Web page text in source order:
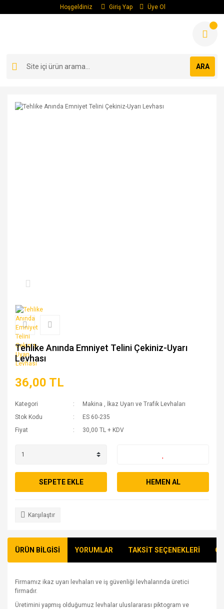
Hoşgeldiniz Giriş Yap Üye Ol
ARA
Tehlike Anında Emniyet Telini Çekiniz-Uyarı
Levhası
36,00 TL
Kategori Makina , İkaz Uyarı ve Trafik Levhaları
Stok Kodu
ES 60-235
Fiyat
30,00 TL + KDV
SEPETE EKLE HEMEN AL
Karşılaştır
ÜRÜN BİLGİSİ YORUMLAR TAKSİT SEÇENEKLERİ
Firmamız ikaz uyarı levhaları ve iş güvenliği levhalarında üretici
firmadır.
Üretimini yapmış olduğumuz levhalar uluslararası piktogram ve